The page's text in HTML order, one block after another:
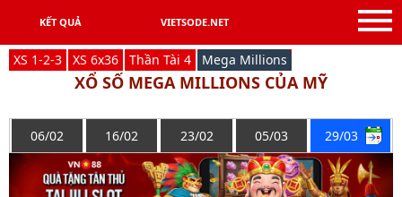
KẾT QUẢ VIETSODE.NET
XS 1-2-3 XS 6x36 Thần Tài 4 Mega Millions
XỔ SỐ MEGA MILLIONS CỦA MỸ
06/02 16/02 23/02 05/03 29/03